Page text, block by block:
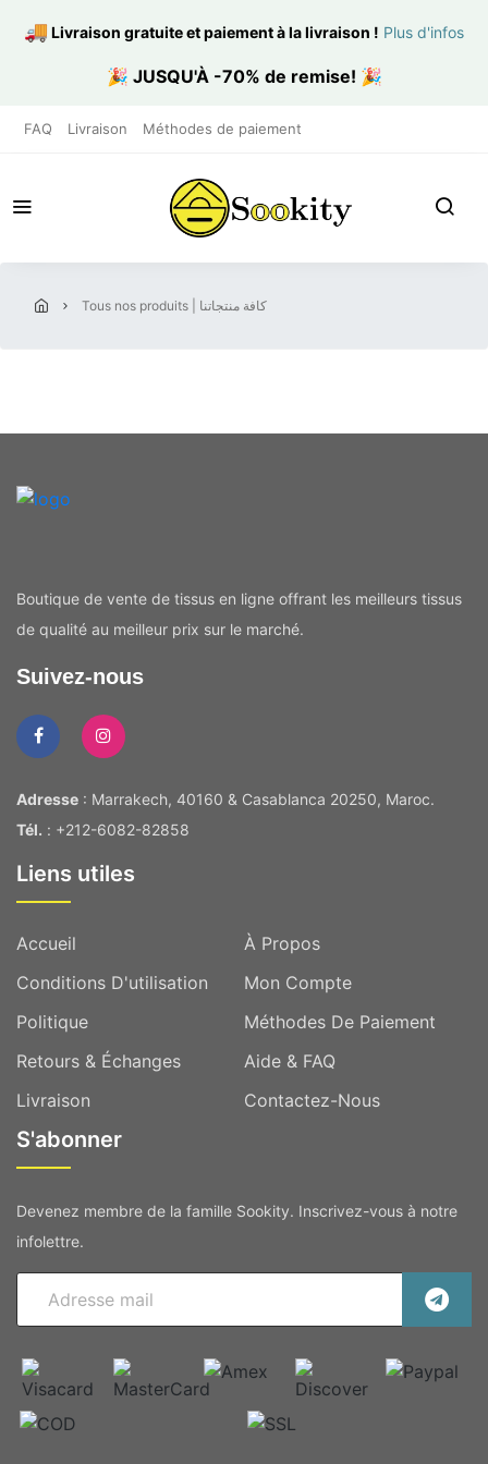
🚚 Livraison gratuite et paiement à la livraison ! Plus d'infos
🎉 JUSQU'À -70% de remise! 🎉
FAQ Livraison Méthodes de paiement
tous nos produits | كافة منتجاتنا
Boutique de vente de tissus en ligne offrant les meilleurs tissus
de qualité au meilleur prix sur le marché.
Suivez-nous
Adresse : Marrakech, 40160 & Casablanca 20250, Maroc.
Tél. : +212-6082-82858
Liens utiles
Accueil
À Propos
Conditions D'utilisation
Mon Compte
Politique
Méthodes De Paiement
Retours & Échanges
Aide & FAQ
Livraison
Contactez-Nous
S'abonner
Devenez membre de la famille Sookity. Inscrivez-vous à notre
infolettre.